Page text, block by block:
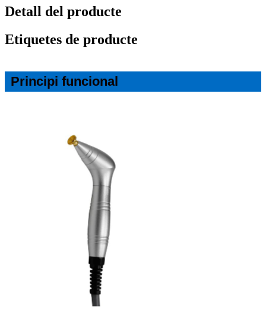
Detall del producte
Etiquetes de producte
Principi funcional